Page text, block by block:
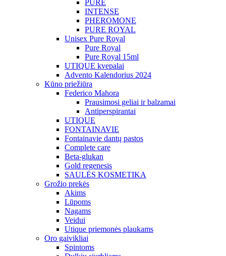
PURE
INTENSE
PHEROMONE
PURE ROYAL
Unisex Pure Royal
Pure Royal
Pure Royal 15ml
UTIQUE kvepalai
Advento Kalendorius 2024
Kūno priežiūra
Federico Mahora
Prausimosi geliai ir balzamai
Antiperspirantai
UTIQUE
FONTAINAVIE
Fontainavie dantų pastos
Complete care
Beta-glukan
Gold regenesis
SAULĖS KOSMETIKA
Grožio prekės
Akims
Lūpoms
Nagams
Veidui
Utique priemonės plaukams
Oro gaivikliai
Spintoms